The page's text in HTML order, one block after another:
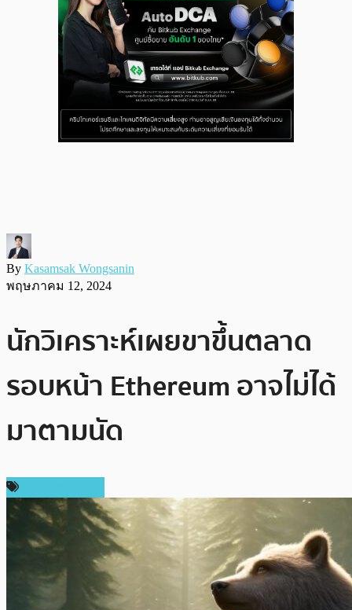
By Kasamsak Wongsanin
พฤษภาคม 12, 2024
นักวิเคราะห์เผยขาขึ้นตลาด
รอบหน้า Ethereum อาจไม่ได้
มาตามนัด